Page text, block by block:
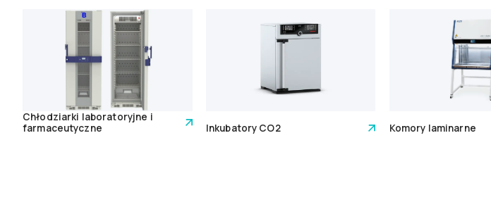
Chłodziarki laboratoryjne i
farmaceutyczne
Inkubatory CO2 Komory laminarne